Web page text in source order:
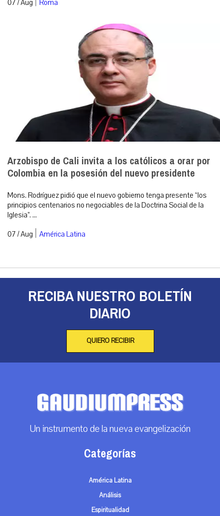
07 / Aug Roma
Arzobispo de Cali invita a los católicos a orar por
Colombia en la posesión del nuevo presidente
Mons. Rodríguez pidió que el nuevo gobierno tenga presente “los
principios centenarios no negociables de la Doctrina Social de la
Iglesia”. ...
07 / Aug | América Latina
RECIBA NUESTRO BOLETÍN
DIARIO
QUIERO RECIBIR
Un instrumento de la nueva evangelización
Categorías
América Latina
Análisis
Espiritualidad